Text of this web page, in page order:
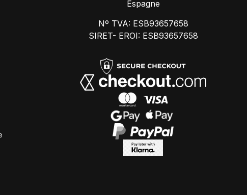
Espagne
Nº TVA: ESB93657658
SIRET- EROI: ESB93657658